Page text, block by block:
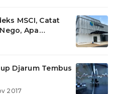
MSCI, Catat
Apa
Djarum Tembus
2017